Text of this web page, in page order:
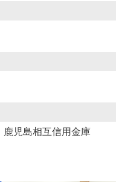
児島相互信用金庫